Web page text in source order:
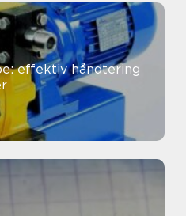
effektiv håndtering